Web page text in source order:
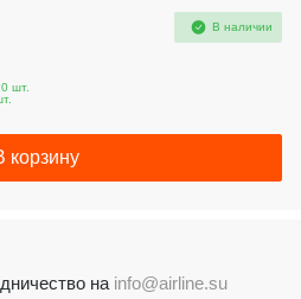
В наличии
шт.
корзину
на info@airline.su